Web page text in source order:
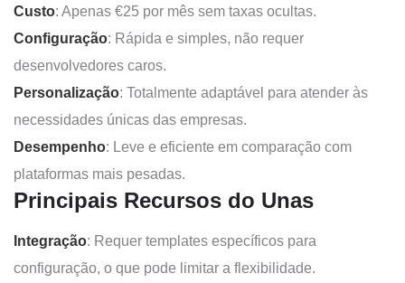
Custo: Apenas €25 por mês sem taxas ocultas.
Configuração: Rápida e simples, não requer
desenvolvedores caros.
Personalização: Totalmente adaptável para atender às
necessidades únicas das empresas.
Desempenho: Leve e eficiente em comparação com
plataformas mais pesadas.
Principais Recursos do Unas
Integração: Requer templates específicos para
configuração, o que pode limitar a flexibilidade.